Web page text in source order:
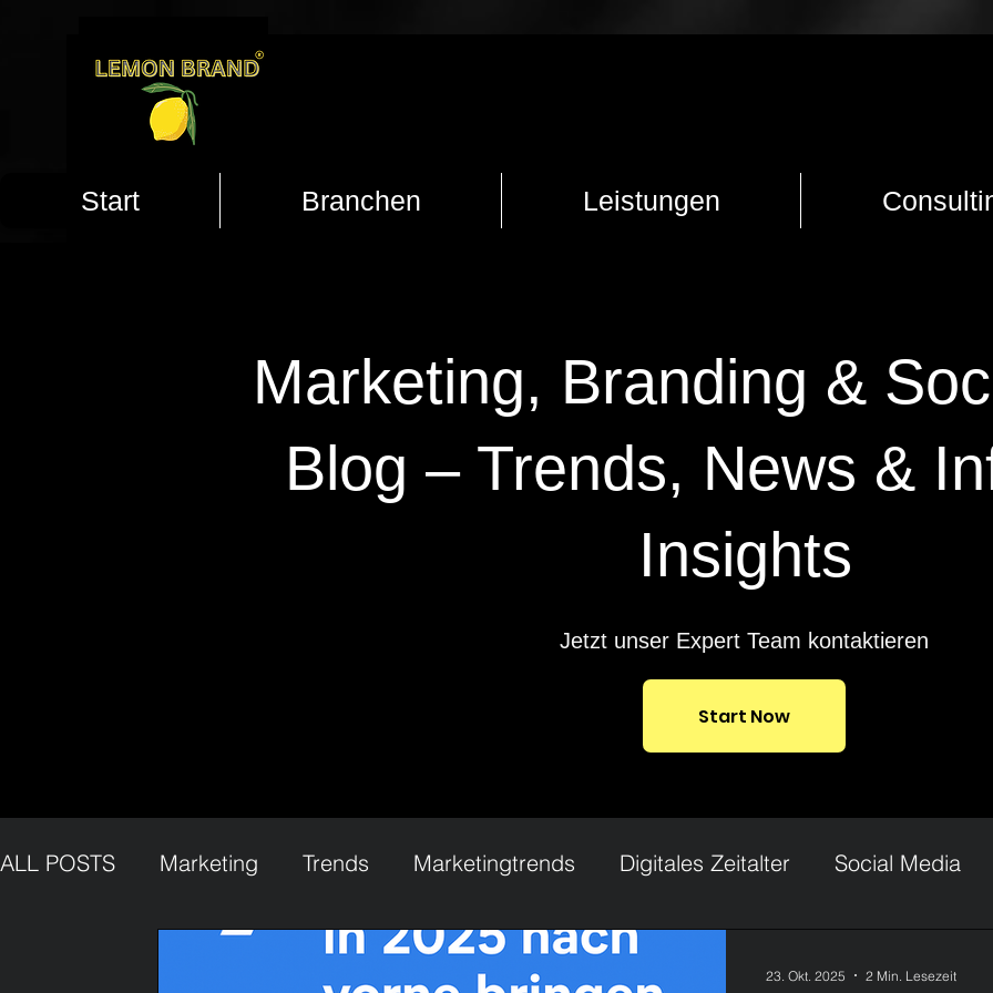
Start Branchen Leistungen
Marketing, Branding &
Blog – Trends, News &
Insights
Jetzt unser Expert Team kontaktieren
Start Now
ALL POSTS Marketing Trends Marketingtrends Digitales Zeitalter Social Media
Psychologisches Marketing
23. Okt. 2025 2 Min. Lesezeit